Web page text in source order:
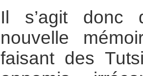
Il s’agit donc
nouvelle
faisant des